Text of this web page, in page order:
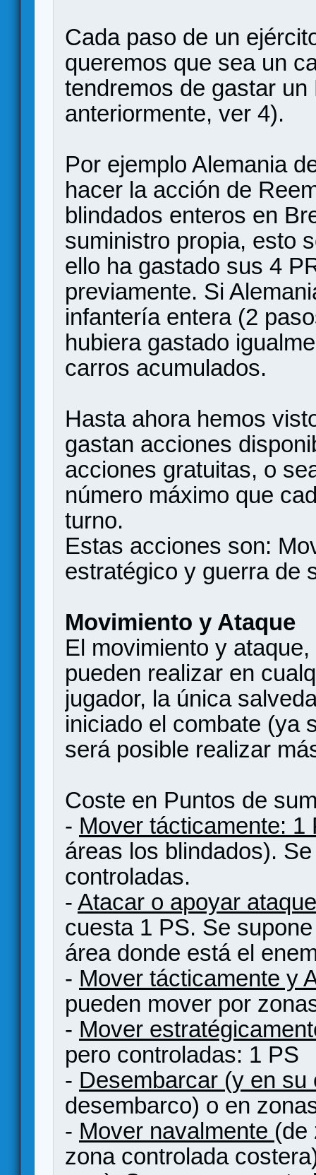
Cada paso de un
queremos que sea un
tendremos de gastar
anteriormente, ver 4).
Por ejemplo Alemania
hacer la acción de
blindados enteros en
suministro propia, esto
ello ha gastado sus 4
previamente. Si
infantería entera (2
hubiera gastado
carros acumulados.
Hasta ahora hemos
gastan acciones
acciones gratuitas, o
número máximo que
turno.
Estas acciones son:
estratégico y guerra de
Movimiento y Ataque
El movimiento y
pueden realizar en
jugador, la única
iniciado el combate (ya
será posible realizar
Coste en Puntos de
- Mover tácticamente: 1
áreas los blindados).
controladas.
- Atacar o apoyar ataque
cuesta 1 PS. Se
área donde está el
- Mover tácticamente y
pueden mover por
- Mover
pero controladas: 1 PS
- Desembarcar (y en su
desembarco) o en
- Mover navalmente (de
zona controlada